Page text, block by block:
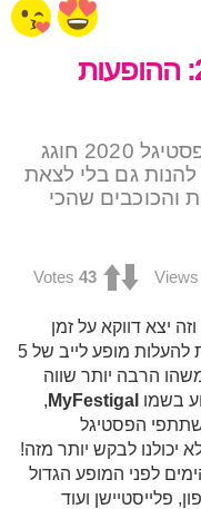
MyFestigal פסטיגל 2020: ההופעות
אז מה היה לנו בפסטיגל השנה? פסטיגל 2020 חוגג
להנות גם בלי לצאת
והכוכבים שהכי
Views
43
Votes
להיווסדו וזה יצא דווקא על זמן
קורונה, מה שאומר שלא הייתה אפשרות להעלות מופע לייב של 5
הרבה יותר שווה
MyFestigal
,
הפסטיגל
יכולנו לבקש יותר מזה!
היו 40 משחקונים שיצאו ב-40 הימים לפני המופע הגדול
פלייסטיישן ועוד